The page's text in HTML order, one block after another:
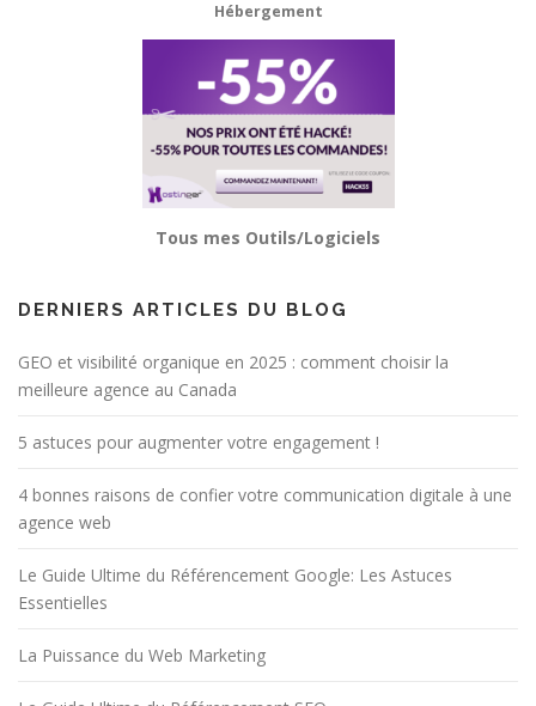
Hébergement
Tous mes Outils/Logiciels
DERNIERS ARTICLES DU BLOG
GEO et visibilité organique en 2025 : comment choisir la
meilleure agence au Canada
5 astuces pour augmenter votre engagement !
4 bonnes raisons de confier votre communication digitale à une
agence web
Le Guide Ultime du Référencement Google: Les Astuces
Essentielles
La Puissance du Web Marketing